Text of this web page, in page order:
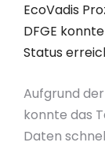
EcoVadis
DFGE
Status
Aufgrund
konnte das
Daten